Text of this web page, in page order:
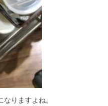
りますよね。